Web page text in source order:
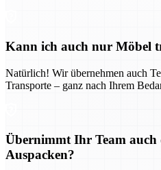
Kann ich auch nur Möbel
Natürlich! Wir übernehmen auch
Transporte – ganz nach Ihrem
Übernimmt Ihr Team auch
Auspacken?